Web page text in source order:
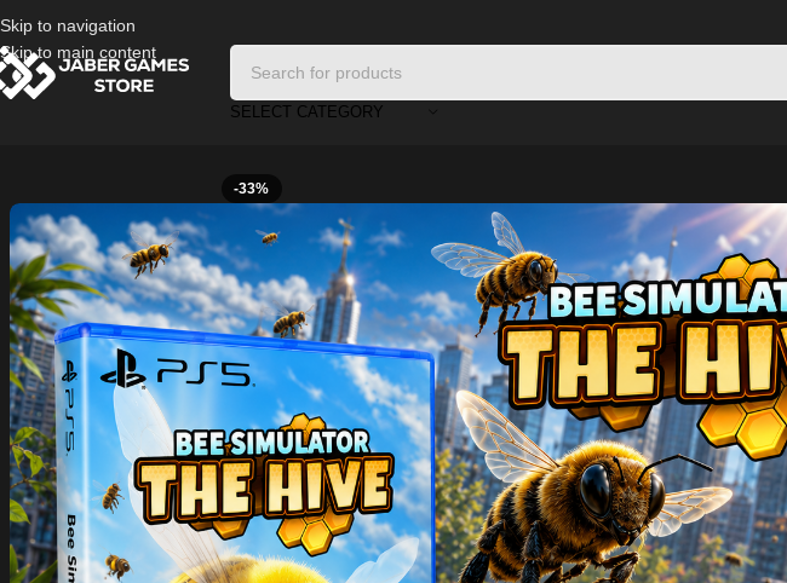
Skip to navigation
Skip to main content
SELECT CATEGORY
Bee Simulator: The Hive – PS5 🐝
-33%